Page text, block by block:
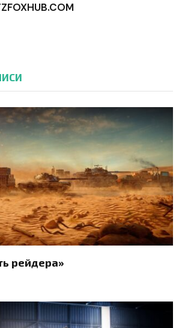
рейдера»